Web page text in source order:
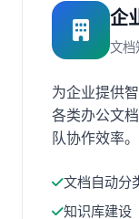
企
文档
为企业提供
各类办公文
队协作效率。
文档自动分
知识库建设